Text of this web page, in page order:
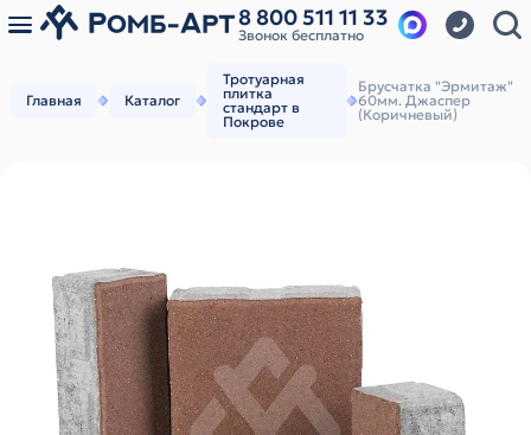
8 800 511 11 33
Звонок бесплатно
Главная Каталог
Тротуарная
плитка
стандарт в
Покрове
Брусчатка "Эрмитаж"
60мм. Джаспер
(Коричневый)